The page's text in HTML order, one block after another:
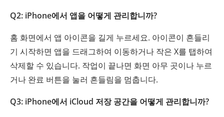
Q2: iPhone에서 앱을 어떻게 관리합니까?
홈 화면에서 앱 아이콘을 길게 누르세요. 아이콘이 흔들리
기 시작하면 앱을 드래그하여 이동하거나 작은 X를 탭하여
삭제할 수 있습니다. 작업이 끝나면 화면 아무 곳이나 누르
거나 완료 버튼을 눌러 흔들림을 멈춥니다.
Q3: iPhone에서 iCloud 저장 공간을 어떻게 관리합니까?